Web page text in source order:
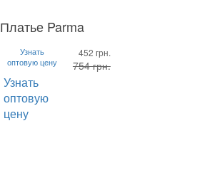
S M L XL
Платье Parma
Узнать
оптовую цену
Узнать
оптовую
цену
452 грн.
754 грн.